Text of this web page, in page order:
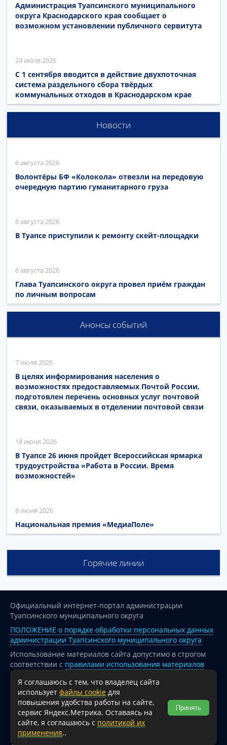
Администрация Туапсинского муниципального
округа Краснодарского края сообщает о
возможном установлении публичного сервитута
24 июля 2026
С 1 сентября вводится в действие двухпоточная
система раздельного сбора твёрдых
коммунальных отходов в Краснодарском крае
Новости
6 августа 2026
Волонтёры БФ «Колокола» отвезли на передовую
очередную партию гуманитарного груза
6 августа 2026
В Туапсе приступили к ремонту скейт-площадки
6 августа 2026
Глава Туапсинского округа провел приём граждан
по личным вопросам
Анонсы событий
7 июля 2026
В целях информирования населения о
возможностях предоставляемых Почтой России,
подготовлен перечень основных услуг почтовой
связи, оказываемых в отделении почтовой связи
18 июня 2026
В Туапсе 26 июня пройдет Всероссийская ярмарка
трудоустройства «Работа в России. Время
возможностей»
8 июня 2026
Национальная премия «МедиаПоле»
Горячие линии
Официальный интернет-портал администрации
Туапсинского муниципального округа
ПОЛОЖЕНИЕ о порядке обработки персональных данных
администрации Туапсинского муниципального округа
Использование материалов сайта допустимо в строгом
соответствии с правилами использования материалов
опубликованных на сайте
При перепечатке и использовании информации ссылка
на источник обязательна.
Для сайтов и страниц сети Интернет обязательна
активная гиперссылка на официальный интернет-портал
администрации Туапсинского муниципального округа.
Я соглашаюсь с тем, что владелец сайта
использует файлы cookie для
повышения удобства работы на сайте,
сервис Яндекс.Метрика. Оставаясь на
сайте, я соглашаюсь с политикой их
применения..
Принять